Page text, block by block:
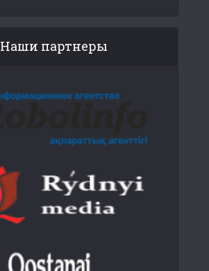
Наши партнеры